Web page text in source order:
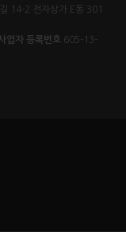
14-2 전자상가 E동 301
업자 등록번호 605-13-